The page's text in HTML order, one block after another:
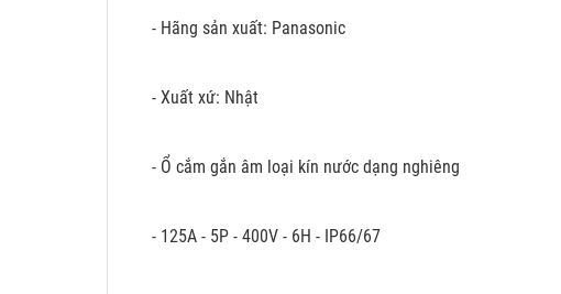
- Hãng sản xuất: Panasonic
- Xuất xứ: Nhật
- Ổ cắm gắn âm loại kín nước dạng nghiêng
- 125A - 5P - 400V - 6H - IP66/67